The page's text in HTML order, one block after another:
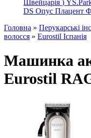
Швейцарія )
DS Опус Плацент
Головна » Перукарські
волосся » Eurostil Іспанія
Машинка
Eurostil